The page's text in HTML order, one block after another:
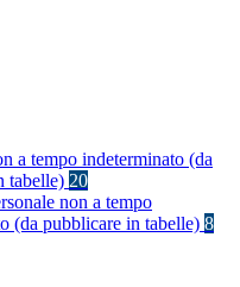
a tempo indeterminato (da
tabelle) 20
non a tempo
(da pubblicare in tabelle) 8